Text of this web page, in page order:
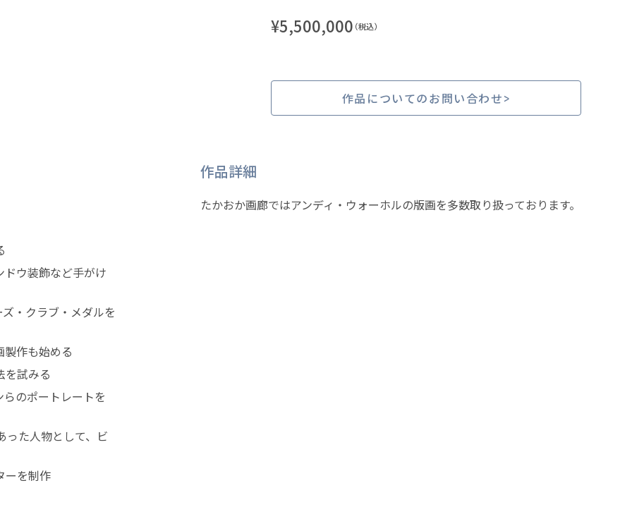
¥5,500,000 （税込）
作品についてのお問い合わせ
ウ装飾など手がけ
・クラブ・メダルを
作も始める
を試みる
のポートレートを
った人物として、ビ
ーを制作
作品詳細
たかおか画廊ではアンディ・ウォーホルの版画を多数取り扱っております。